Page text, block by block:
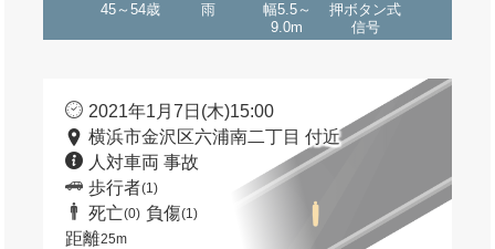
45～54歳 雨
幅5.5～
9.0m
押ボタン式
信号
2021年1月7日(木)15:00
横浜市金沢区六浦南二丁目 付近
人対車両 事故
歩行者(1)
死亡(0) 負傷(1)
距離25m